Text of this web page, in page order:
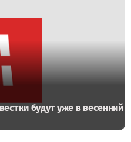
будут уже в весенний